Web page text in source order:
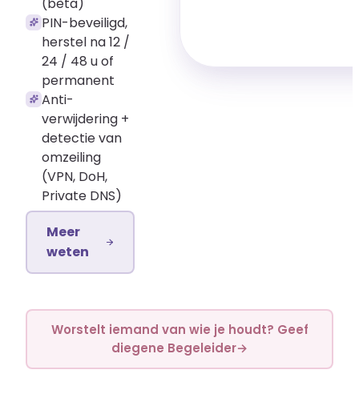
PIN-beveiligd,
herstel na 12 /
24 / 48 u of
permanent
Anti-
verwijdering +
detectie van
omzeiling
(VPN, DoH,
Private DNS)
Meer
weten
Worstelt iemand van wie je houdt? Geef
diegene Begeleider→